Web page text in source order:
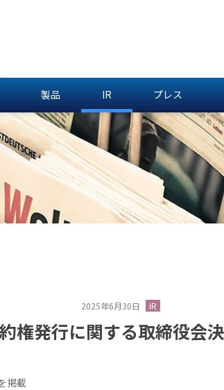
製品 IR プレス
2025年6月30日 IR
約権発行に関する取締役会
掲載